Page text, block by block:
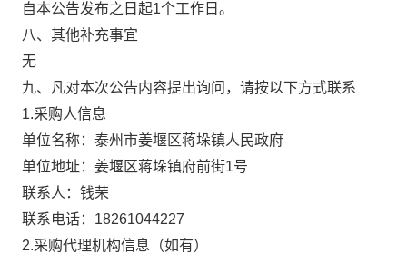
自本公告发布之日起1个工作日。
八、其他补充事宜
无
九、凡对本次公告内容提出询问，请按以下方式联系
1.采购人信息
单位名称：泰州市姜堰区蒋垛镇人民政府
单位地址：姜堰区蒋垛镇府前街1号
联系人：钱荣
联系电话：18261044227
2.采购代理机构信息（如有）